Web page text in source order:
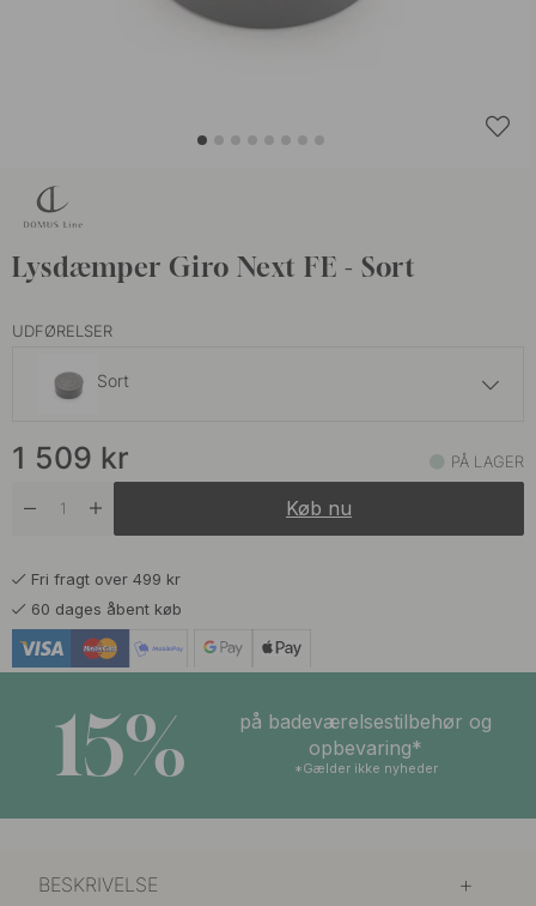
Lysdæmper Giro Next FE - Sort
UDFØRELSER
Sort
Sort På lager
1 509 kr PÅ LAGER
Køb nu
Fri fragt over 499 kr
60 dages åbent køb
15%
på badeværelsestilbehør og
opbevaring*
*Gælder ikke nyheder
BESKRIVELSE